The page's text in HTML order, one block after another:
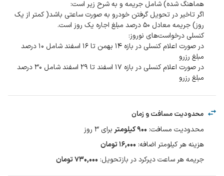
اگر تاخیر در تحویل گرفتن خودرو به صورت ساعتی باشد( کمتر از یک
در صورت اعلام کنسلی در بازه ۱۴ بهمن تا ۱۶ اسفند شامل ۱۰ درصد
در صورت اعلام کنسلی در بازه ۱۷ اسفند تا ۲۹ اسفند شامل ۳۰ درصد
مبلغ رزرو
محدودیت مسافت و زمان
محدودیت مسافت: ۹۰۰کیلومتر برای 3 روز
هزینه هر کیلومتر اضافه: ۱۶,۰۰۰تومان
جریمه هر ساعت دیرکرد در بازتحویل: ۷۳۰,۰۰۰ تومان